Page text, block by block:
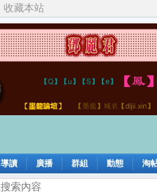
收藏本站
導讀 廣播 群組 動態 淘